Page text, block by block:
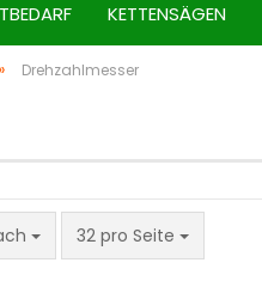
KETTENSÄGEN
» Drehzahlmesser
32 pro Seite
pro Seite